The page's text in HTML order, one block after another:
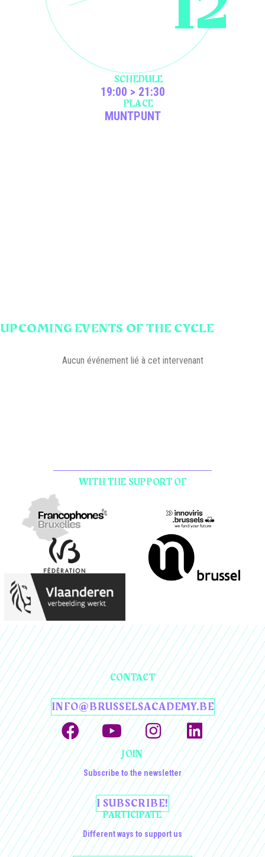
SCHEDULE
19:00 > 21:30
PLACE
MUNTPUNT
UPCOMING EVENTS OF THE CYCLE
Aucun événement lié à cet intervenant
WITH THE SUPPORT OF
CONTACT
INFO@BRUSSELSACADEMY.BE
JOIN
Subscribe to the newsletter
I SUBSCRIBE!
PARTICIPATE
Different ways to support us